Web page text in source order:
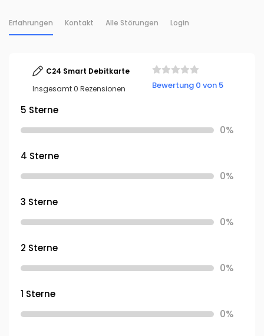
Erfahrungen Kontakt Alle Störungen Login
C24 Smart Debitkarte
Insgesamt 0 Rezensionen
Bewertung 0 von 5
5 Sterne
0%
4 Sterne
0%
3 Sterne
0%
2 Sterne
0%
1 Sterne
0%